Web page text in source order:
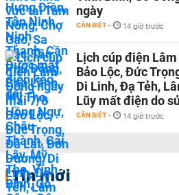
ngày
CẦN BIẾT - 14 giờ trước
Lịch cúp điện
Bảo Lộc, Đức
Di Linh, Đạ Tẻh,
Lũy mất điện do
CẦN BIẾT - 14 giờ trước
Tin mới